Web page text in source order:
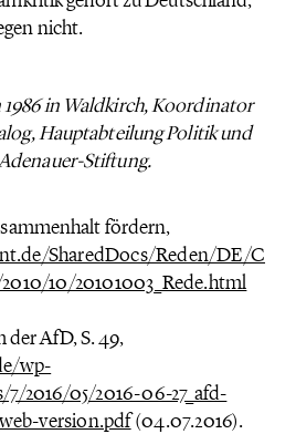
nicht.
1986 in Waldkirch, Koordinator
Hauptabteilung Politik und
Stiftung.
fördern,
SharedDocs/Reden/DE/C
10/20101003_Rede.html
der AfD, S. 49,
wp-
2016/05/2016-06-27_afd-
version.pdf(04.07.2016).